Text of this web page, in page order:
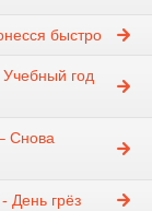
быстро
Учебный год
Снова
День грёз